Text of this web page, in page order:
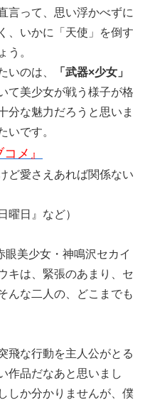
言って、思い浮かべずに
、いかに「天使」を倒す
う。
いのは、
「武器×少女」
て美少女が戦う様子が格
分な魅力だろうと思いま
いです。
メ』
ど愛さえあれば関係ない
曜日』など）
美少女・神鳴沢セカイ
キは、緊張のあまり、セ
んな二人の、どこまでも
飛な行動を主人公がとる
作品だなあと思いまし
しか分かりませんが、僕